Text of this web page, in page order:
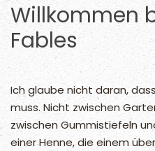
Willkommen
Fables
Ich glaube nicht daran,
muss. Nicht zwischen
zwischen Gummistiefeln
einer Henne, die einem